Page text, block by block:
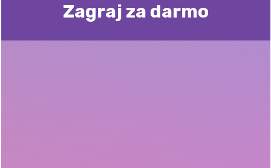
Zagraj za darmo